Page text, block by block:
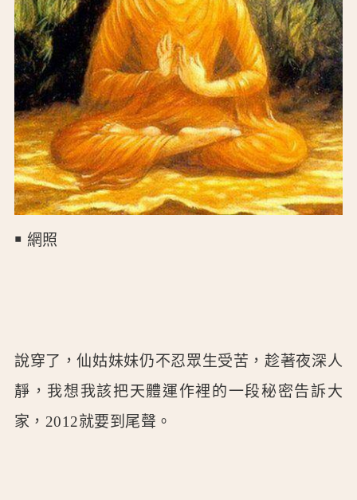
￭ 網照
說穿了，仙姑妹妹仍不忍眾生受苦，趁著夜深人
靜，我想我該把天體運作裡的一段秘密告訴大
家，2012就要到尾聲。